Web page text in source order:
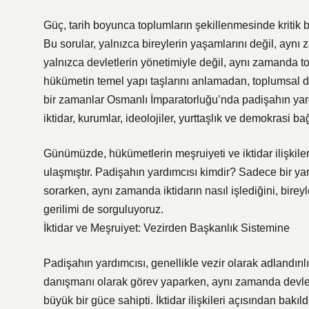
Güç, tarih boyunca toplumların şekillenmesinde kritik
Bu sorular, yalnızca bireylerin yaşamlarını değil,
yalnızca devletlerin yönetimiyle değil, aynı zamanda
hükümetin temel yapı taşlarını anlamadan,
bir zamanlar Osmanlı İmparatorluğu’nda padişahın
iktidar, kurumlar, ideolojiler, yurttaşlık ve demokrasi
Günümüzde, hükümetlerin meşruiyeti ve iktidar
ulaşmıştır. Padişahın yardımcısı kimdir? Sadece bir
sorarken, aynı zamanda iktidarın nasıl işlediğini,
gerilimi de sorguluyoruz.
İktidar ve Meşruiyet: Vezirden Başkanlık Sistemine
Padişahın yardımcısı, genellikle vezir olarak
danışmanı olarak görev yaparken, aynı zamanda
büyük bir güce sahipti. İktidar ilişkileri açısından